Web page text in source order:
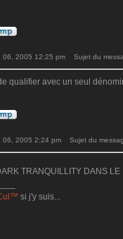
06, 2005 12:25 pm Sujet du
qualifier avec un seul
06, 2005 2:24 pm Sujet du
TRANQUILLITY DANS LE
si j'y suis...